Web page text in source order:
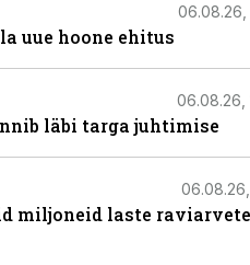
06.08.26,
uue hoone ehitus
06.08.26,
läbi targa juhtimise
06.08.26,
miljoneid laste